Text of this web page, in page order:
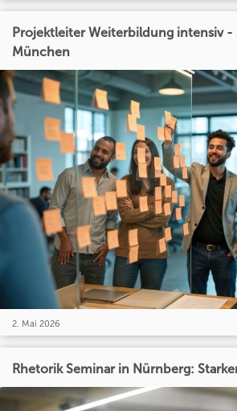
Projektleiter Weiterbildung intensiv -
München
2. Mai 2026
Rhetorik Seminar in Nürnberg: